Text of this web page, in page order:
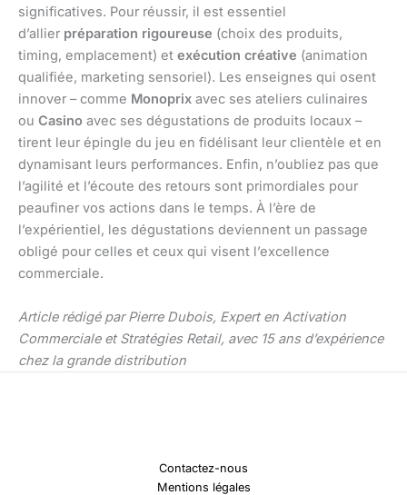
significatives. Pour réussir, il est essentiel
d’allier préparation rigoureuse (choix des produits,
timing, emplacement) et exécution créative (animation
qualifiée, marketing sensoriel). Les enseignes qui osent
innover – comme Monoprix avec ses ateliers culinaires
ou Casino avec ses dégustations de produits locaux –
tirent leur épingle du jeu en fidélisant leur clientèle et en
dynamisant leurs performances. Enfin, n’oubliez pas que
l’agilité et l’écoute des retours sont primordiales pour
peaufiner vos actions dans le temps. À l’ère de
l’expérientiel, les dégustations deviennent un passage
obligé pour celles et ceux qui visent l’excellence
commerciale.
Article rédigé par Pierre Dubois, Expert en Activation
Commerciale et Stratégies Retail, avec 15 ans d’expérience
chez la grande distribution
Contactez-nous
Mentions légales